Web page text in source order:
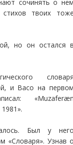
сочинять о
стихов твоих
но он остался
и Васо на
Был у
«Словаря». Узнав